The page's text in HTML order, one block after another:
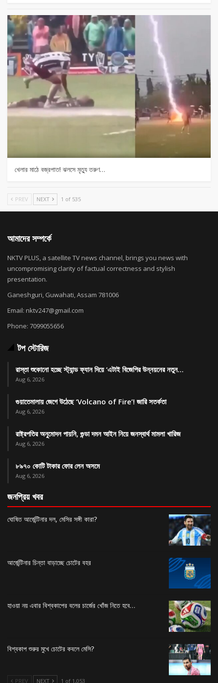
খেলার মাঠে বজ্রপাত! ঝলসে মৃত্যু তরুণ…
PREV NEXT 1 of 535
আমাদের সম্পর্কে
NKTV PLUS, a satellite TV news channel, brings you news with
uncompromising clarity of factual correctness and stylish
presentation.
Ganeshguri, Guwahati, Assam 781006
Email: nktv247@gmail.com
Phone: 7099055656
টপ স্টোরিজ
রাস্তা শুকোনো হচ্ছে স্ট্যান্ড ফ্যান দিয়ে ‘এটাই বিজেপির উন্নয়নের নতুন…
Aug 6, 2026
গুয়াতেমালায় জেগে উঠেছে ‘Volcano of Fire’! জারি সতর্কতা
Aug 6, 2026
রাষ্ট্রপতির অনুমোদন পায়নি, গুন্ডা দমন আইন নিয়ে জনস্বার্থ মামলা খারিজ
Aug 6, 2026
৮৯৭০ কোটি টাকার ফোর লেন অসমে
Aug 6, 2026
জনপ্রিয় খবর
ঘোষিত আর্জেন্টিনার দল, মেসির সঙ্গী কারা?
আর্জেন্টিনার চিন্তা বাড়াচ্ছে চোটের বহর
হাওয়া নয় এবার বিশ্বকাপের বলের চার্জের খোঁজ নিতে হবে…
বিশ্বকাপ শুরুর মুখে চোটের কবলে মেসি?
PREV NEXT 1 of 1,053